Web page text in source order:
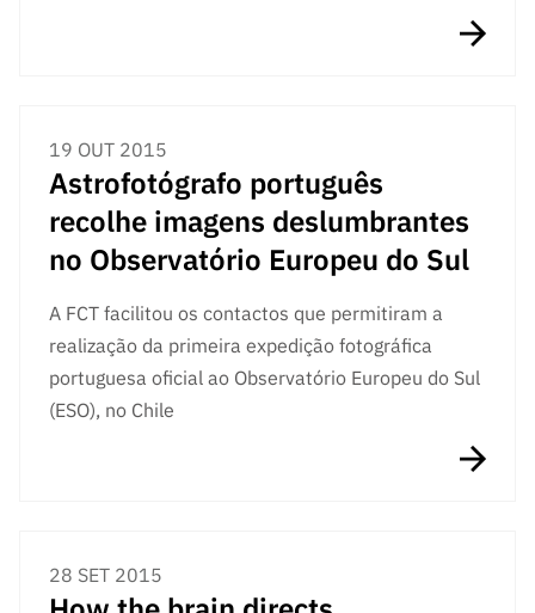
19 OUT 2015
Astrofotógrafo português
recolhe imagens deslumbrantes
no Observatório Europeu do Sul
A FCT facilitou os contactos que permitiram a
realização da primeira expedição fotográfica
portuguesa oficial ao Observatório Europeu do Sul
(ESO), no Chile
28 SET 2015